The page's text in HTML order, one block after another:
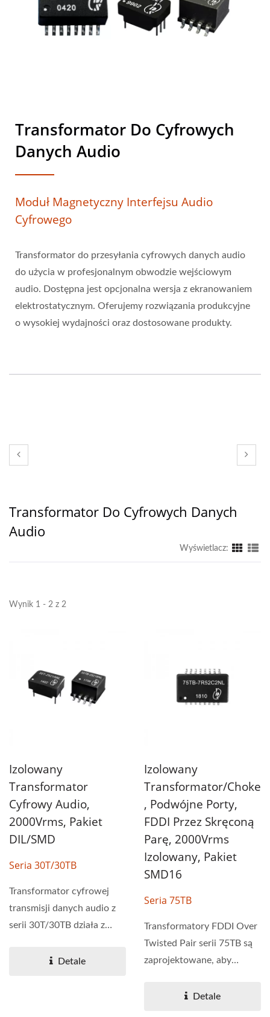
Transformator Do Cyfrowych
Danych Audio
Moduł Magnetyczny Interfejsu Audio
Cyfrowego
Transformator do przesyłania cyfrowych danych audio
do użycia w profesjonalnym obwodzie wejściowym
audio. Dostępna jest opcjonalna wersja z ekranowaniem
elektrostatycznym. Oferujemy rozwiązania produkcyjne
o wysokiej wydajności oraz dostosowane produkty.
Transformator Do Cyfrowych Danych
Audio
Wyświetlacz:
Wynik 1 - 2 z 2
Izolowany
Transformator
Cyfrowy Audio,
2000Vrms, Pakiet
DIL/SMD
Seria 30T/30TB
Transformator cyfrowej
transmisji danych audio z
serii 30T/30TB działa z
Detale
Izolowany
Transformator/Choke
, Podwójne Porty,
FDDI Przez Skręconą
Parę, 2000Vrms
Izolowany, Pakiet
SMD16
Seria 75TB
Transformatory FDDI Over
Twisted Pair serii 75TB są
zaprojektowane, aby
Detale